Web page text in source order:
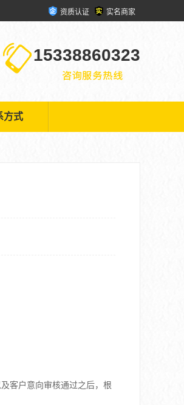
资质认证 实名商家
15338860323
方式
客户意向审核通过之后，根